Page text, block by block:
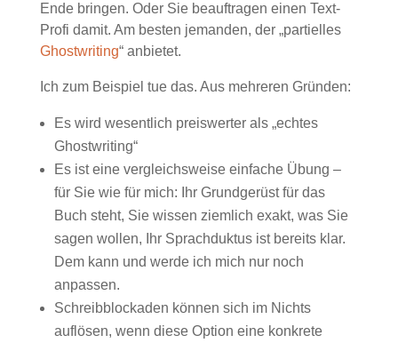
Ende bringen. Oder Sie beauftragen einen Text-
Profi damit. Am besten jemanden, der „partielles
Ghostwriting“ anbietet.
Ich zum Beispiel tue das. Aus mehreren Gründen:
Es wird wesentlich preiswerter als „echtes
Ghostwriting“
Es ist eine vergleichsweise einfache Übung –
für Sie wie für mich: Ihr Grundgerüst für das
Buch steht, Sie wissen ziemlich exakt, was Sie
sagen wollen, Ihr Sprachduktus ist bereits klar.
Dem kann und werde ich mich nur noch
anpassen.
Schreibblockaden können sich im Nichts
auflösen, wenn diese Option eine konkrete